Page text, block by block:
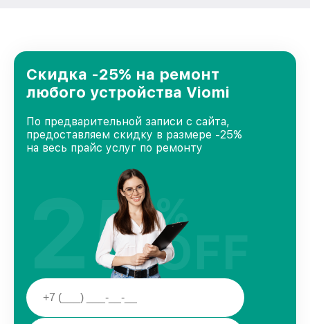
Скидка -25% на ремонт
любого устройства Viomi
По предварительной записи с сайта,
предоставляем скидку в размере -25%
на весь прайс услуг по ремонту
25%
OFF